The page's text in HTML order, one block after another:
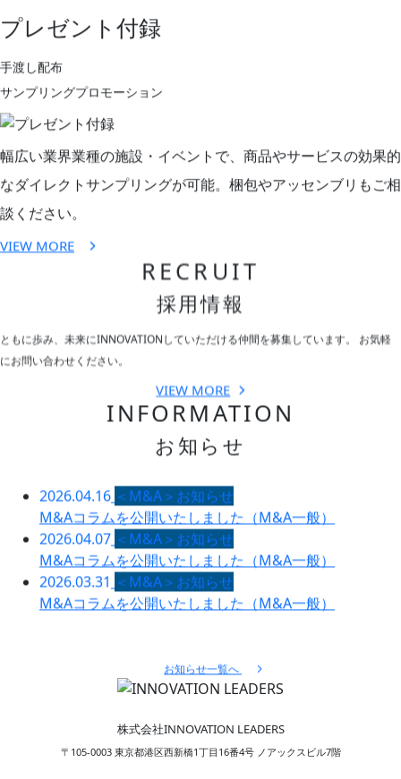
プレゼント付録
手渡し配布
サンプリングプロモーション
幅広い業界業種の施設・イベントで、商品やサービスの効果的
なダイレクトサンプリングが可能。梱包やアッセンブリもご相
談ください。
VIEW MORE
RECRUIT
採用情報
ともに歩み、未来にINNOVATIONしていただける仲間を募集しています。
お気軽
にお問い合わせください。
VIEW MORE
INFORMATION
お知らせ
2026.04.16 ＜M&A＞お知らせ
M&Aコラムを公開いたしました（M&A一般）
2026.04.07 ＜M&A＞お知らせ
M&Aコラムを公開いたしました（M&A一般）
2026.03.31 ＜M&A＞お知らせ
M&Aコラムを公開いたしました（M&A一般）
お知らせ一覧へ
株式会社INNOVATION LEADERS
〒105-0003 東京都港区西新橋1丁目16番4号 ノアックスビル7階